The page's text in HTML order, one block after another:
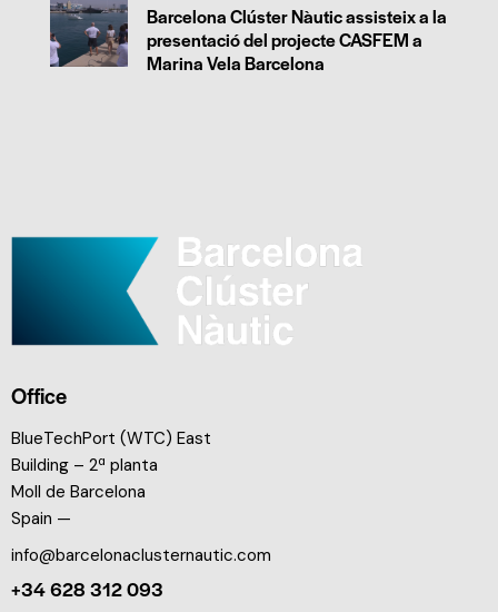
Barcelona Clúster Nàutic assisteix a la
presentació del projecte CASFEM a
Marina Vela Barcelona
Office
BlueTechPort (WTC) East
Building – 2ª planta
Moll de Barcelona
Spain —
info@barcelonaclusternautic.com
+34 628 312 093